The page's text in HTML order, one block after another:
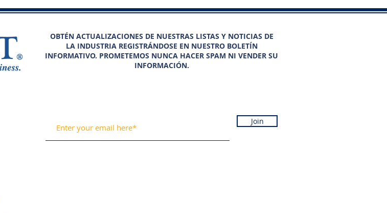
OBTÉN ACTUALIZACIONES DE NUESTRAS LISTAS Y NOTICIAS DE
LA INDUSTRIA REGISTRÁNDOSE EN NUESTRO BOLETÍN
INFORMATIVO. PROMETEMOS NUNCA HACER SPAM NI VENDER SU
INFORMACIÓN.
Join